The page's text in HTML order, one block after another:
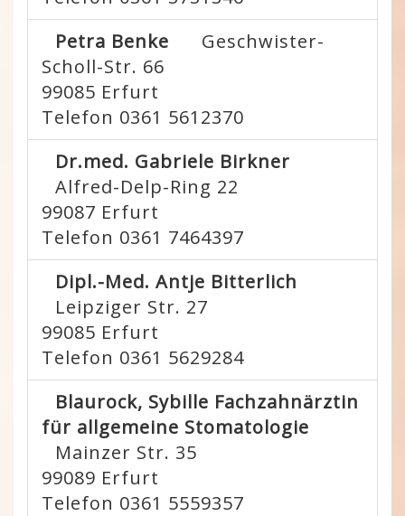
Petra Benke
Geschwister-
Scholl-Str. 66
99085 Erfurt
Telefon 0361 5612370
Dr.med. Gabriele Birkner
Alfred-Delp-Ring 22
99087 Erfurt
Telefon 0361 7464397
Dipl.-Med. Antje Bitterlich
Leipziger Str. 27
99085 Erfurt
Telefon 0361 5629284
Blaurock, Sybille Fachzahnärztin
für allgemeine Stomatologie
Mainzer Str. 35
99089 Erfurt
Telefon 0361 5559357